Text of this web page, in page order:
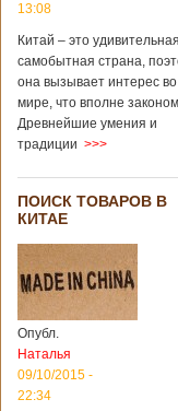
13:08
Китай – это
самобытная страна,
она вызывает интерес
мире, что вполне
Древнейшие умения и
традиции >>>
ПОИСК ТОВАРОВ В
КИТАЕ
Опубл.
Наталья
09/10/2015 -
22:34